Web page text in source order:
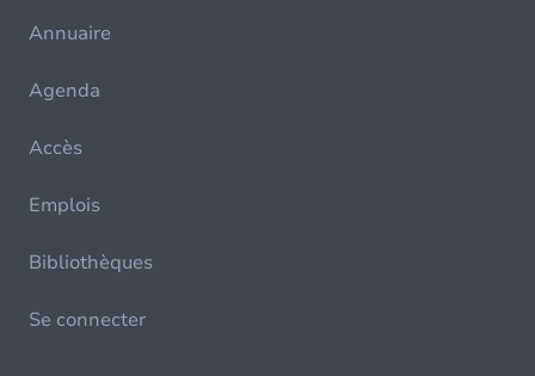
Annuaire
Agenda
Accès
Emplois
Bibliothèques
Se connecter